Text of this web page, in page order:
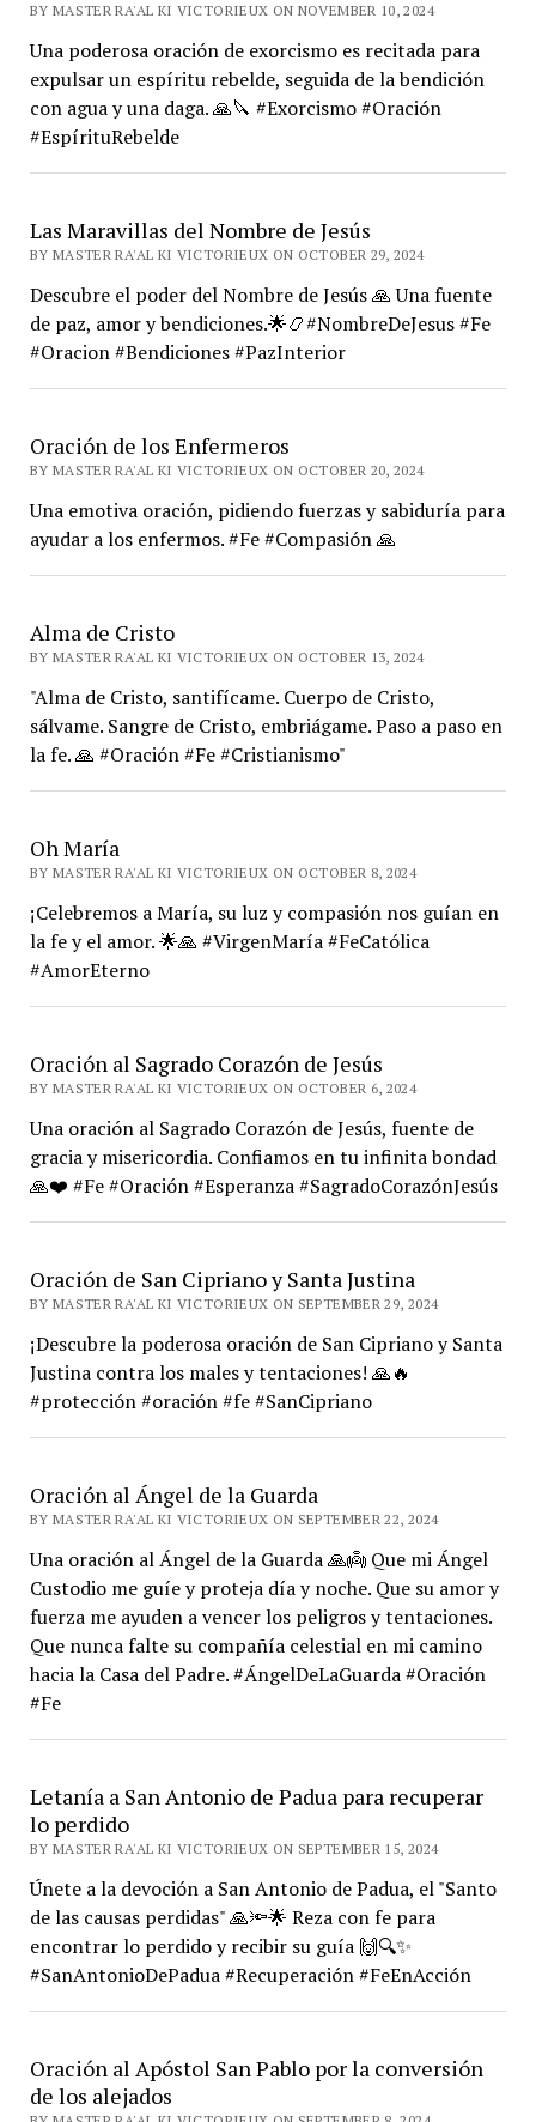
BY MASTER RA'AL KI VICTORIEUX ON NOVEMBER 10, 2024
Una poderosa oración de exorcismo es recitada para
expulsar un espíritu rebelde, seguida de la bendición
con agua y una daga. 🙏🔪 #Exorcismo #Oración
#EspírituRebelde
Las Maravillas del Nombre de Jesús
BY MASTER RA'AL KI VICTORIEUX ON OCTOBER 29, 2024
Descubre el poder del Nombre de Jesús 🙏 Una fuente
de paz, amor y bendiciones.🌟📿#NombreDeJesus #Fe
#Oracion #Bendiciones #PazInterior
Oración de los Enfermeros
BY MASTER RA'AL KI VICTORIEUX ON OCTOBER 20, 2024
Una emotiva oración, pidiendo fuerzas y sabiduría para
ayudar a los enfermos. #Fe #Compasión 🙏
Alma de Cristo
BY MASTER RA'AL KI VICTORIEUX ON OCTOBER 13, 2024
"Alma de Cristo, santifícame. Cuerpo de Cristo,
sálvame. Sangre de Cristo, embriágame. Paso a paso en
la fe. 🙏 #Oración #Fe #Cristianismo"
Oh María
BY MASTER RA'AL KI VICTORIEUX ON OCTOBER 8, 2024
¡Celebremos a María, su luz y compasión nos guían en
la fe y el amor. 🌟🙏 #VirgenMaría #FeCatólica
#AmorEterno
Oración al Sagrado Corazón de Jesús
BY MASTER RA'AL KI VICTORIEUX ON OCTOBER 6, 2024
Una oración al Sagrado Corazón de Jesús, fuente de
gracia y misericordia. Confiamos en tu infinita bondad
🙏❤️ #Fe #Oración #Esperanza #SagradoCorazónJesús
Oración de San Cipriano y Santa Justina
BY MASTER RA'AL KI VICTORIEUX ON SEPTEMBER 29, 2024
¡Descubre la poderosa oración de San Cipriano y Santa
Justina contra los males y tentaciones! 🙏🔥
#protección #oración #fe #SanCipriano
Oración al Ángel de la Guarda
BY MASTER RA'AL KI VICTORIEUX ON SEPTEMBER 22, 2024
Una oración al Ángel de la Guarda 🙏👼 Que mi Ángel
Custodio me guíe y proteja día y noche. Que su amor y
fuerza me ayuden a vencer los peligros y tentaciones.
Que nunca falte su compañía celestial en mi camino
hacia la Casa del Padre. #ÁngelDeLaGuarda #Oración
#Fe
Letanía a San Antonio de Padua para recuperar
lo perdido
BY MASTER RA'AL KI VICTORIEUX ON SEPTEMBER 15, 2024
Únete a la devoción a San Antonio de Padua, el "Santo
de las causas perdidas" 🙏🔦🌟 Reza con fe para
encontrar lo perdido y recibir su guía 🙌🔍✨
#SanAntonioDePadua #Recuperación #FeEnAcción
Oración al Apóstol San Pablo por la conversión
de los alejados